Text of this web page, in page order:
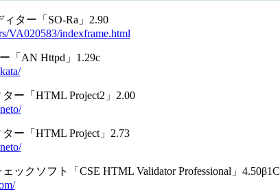
ター「SO-Ra」2.90
VA020583/indexframe.html
「AN Httpd」1.29c
ー「HTML Project2」2.00
ー「HTML Project」2.73
ックソフト「CSE HTML Validator Professional」4.50β1C